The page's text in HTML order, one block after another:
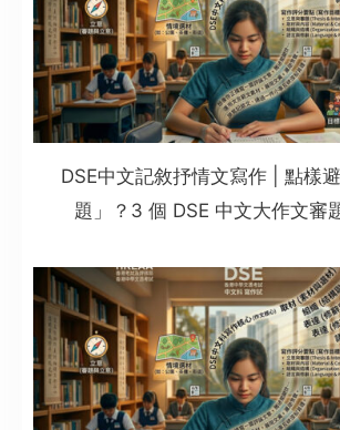
DSE中文記敘抒情文寫作 | 點樣
題」？3 個 DSE 中文大作文審